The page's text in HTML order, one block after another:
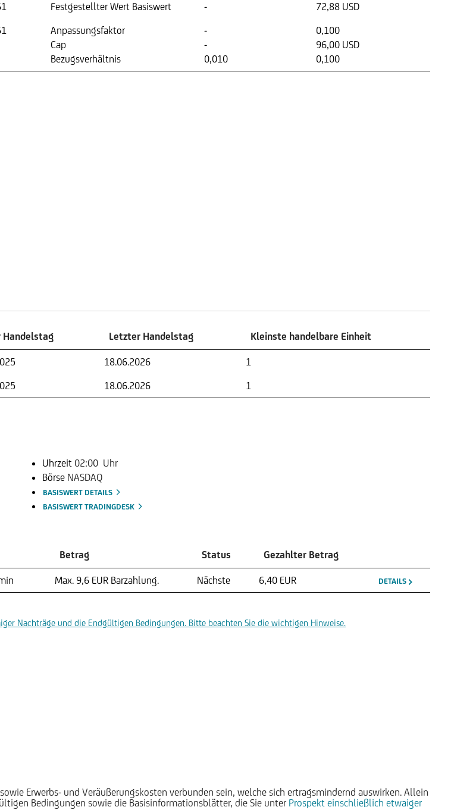
Festgestellter Wert Basiswert -
72,88 USD
Anpassungsfaktor
Cap
Bezugsverhältnis
-
-
0,010
0,100
96,00 USD
0,100
Handelstag Letzter Handelstag
Kleinste handelbare Einheit
Letzter Handelstag
18.06.2026
1
18.06.2026 1
Uhrzeit 02:00 Uhr
Börse NASDAQ
BASISWERT DETAILS
BASISWERT TRADINGDESK
Betrag Status Gezahlter Betrag
Max. 9,6 EUR Barzahlung. Nächste 6,40 EUR DETAILS
Nachträge und die Endgültigen Bedingungen. Bitte beachten Sie die wichtigen Hinweise.
Erwerbs- und Veräußerungskosten verbunden sein, welche sich ertragsmindernd auswirken. Allein
Bedingungen sowie die Basisinformationsblätter, die Sie unter Prospekt einschließlich etwaiger